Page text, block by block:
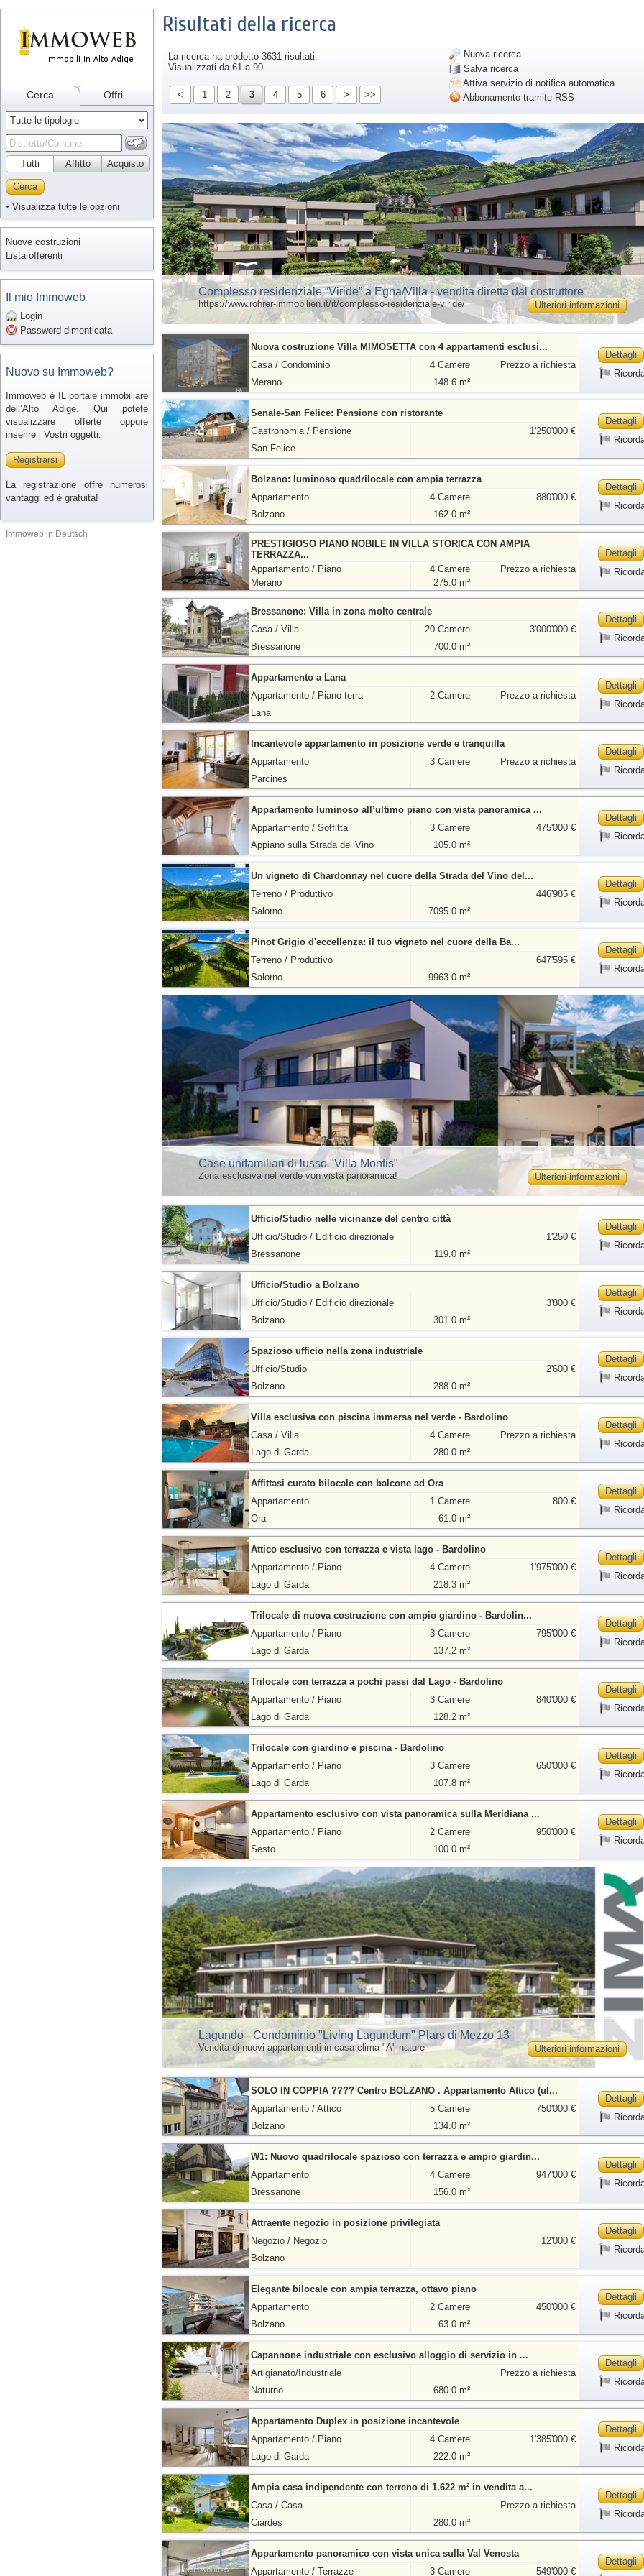
Cerca Offri
Tutti Acquisto
Affitto
Cerca
Visualizza tutte le opzioni
Nuove costruzioni
Lista offerenti
Il mio Immoweb
Login
Password dimenticata
Nuovo su Immoweb?
Immoweb è IL portale immobiliare
dell’Alto Adige. Qui potete
visualizzare offerte oppure
inserire i Vostri oggetti.
Registrarsi
La registrazione offre numerosi
vantaggi ed è gratuita!
Immoweb in Deutsch
Risultati della ricerca
Nuova ricerca
Salva ricerca
Attiva servizio di notifica automatica
Abbonamento tramite RSS
La ricerca ha prodotto 3631 risultati.
Visualizzati da 61 a 90.
< 1 2 3 4 5 6 > >>
Complesso residenziale “Viride” a Egna/Villa - vendita diretta dal costruttore
https://www.rohrer-immobilien.it/it/complesso-residenziale-viride/ Ulteriori informazioni
Nuova costruzione Villa MIMOSETTA con 4 appartamenti esclusi...
Casa / Condominio
4 Camere
Prezzo a richiesta
Merano
148.6 m²
Dettagli
Senale-San Felice: Pensione con ristorante
Gastronomia / Pensione
1'250'000 €
San Felice
Dettagli
Bolzano: luminoso quadrilocale con ampia terrazza
Appartamento
4 Camere
880'000 €
Bolzano
162.0 m²
Dettagli
PRESTIGIOSO PIANO NOBILE IN VILLA STORICA CON AMPIA
TERRAZZA...
Appartamento / Piano
4 Camere
Prezzo a richiesta
Merano
275.0 m²
Dettagli
Bressanone: Villa in zona molto centrale
Casa / Villa
20 Camere
3'000'000 €
Bressanone
700.0 m²
Dettagli
Appartamento a Lana
Appartamento / Piano terra
2 Camere
Prezzo a richiesta
Lana
Dettagli
Incantevole appartamento in posizione verde e tranquilla
Appartamento
3 Camere
Prezzo a richiesta
Parcines
Dettagli
Appartamento luminoso all’ultimo piano con vista panoramica ...
Appartamento / Soffitta
3 Camere
475'000 €
Appiano sulla Strada del Vino
105.0 m²
Dettagli
Un vigneto di Chardonnay nel cuore della Strada del Vino del...
Terreno / Produttivo
446'985 €
Salorno
7095.0 m²
Dettagli
Pinot Grigio d'eccellenza: il tuo vigneto nel cuore della Ba...
Terreno / Produttivo
647'595 €
Salorno
9963.0 m²
Dettagli
Case unifamiliari di lusso "Villa Montis"
Zona esclusiva nel verde von vista panoramica! Ulteriori informazioni
Ufficio/Studio nelle vicinanze del centro città
Ufficio/Studio / Edificio direzionale
1'250 €
Bressanone
119.0 m²
Dettagli
Ufficio/Studio a Bolzano
Ufficio/Studio / Edificio direzionale
3'800 €
Bolzano
301.0 m²
Dettagli
Spazioso ufficio nella zona industriale
Ufficio/Studio
2'600 €
Bolzano
288.0 m²
Dettagli
Villa esclusiva con piscina immersa nel verde - Bardolino
Casa / Villa
4 Camere
Prezzo a richiesta
Lago di Garda
280.0 m²
Dettagli
Affittasi curato bilocale con balcone ad Ora
Appartamento
1 Camere
800 €
Ora
61.0 m²
Dettagli
Attico esclusivo con terrazza e vista lago - Bardolino
Appartamento / Piano
4 Camere
1'975'000 €
Lago di Garda
218.3 m²
Dettagli
Trilocale di nuova costruzione con ampio giardino - Bardolin...
Appartamento / Piano
3 Camere
795'000 €
Lago di Garda
137.2 m²
Dettagli
Trilocale con terrazza a pochi passi dal Lago - Bardolino
Appartamento / Piano
3 Camere
840'000 €
Lago di Garda
128.2 m²
Dettagli
Trilocale con giardino e piscina - Bardolino
Appartamento / Piano
3 Camere
650'000 €
Lago di Garda
107.8 m²
Dettagli
Appartamento esclusivo con vista panoramica sulla Meridiana ...
Appartamento / Piano
2 Camere
950'000 €
Sesto
100.0 m²
Dettagli
Lagundo - Condominio "Living Lagundum" Plars di Mezzo 13
Vendita di nuovi appartamenti in casa clima "A" nature Ulteriori informazioni
SOLO IN COPPIA ???? Centro BOLZANO . Appartamento Attico (ul...
Appartamento / Attico
5 Camere
750'000 €
Bolzano
134.0 m²
Dettagli
W1: Nuovo quadrilocale spazioso con terrazza e ampio giardin...
Appartamento
4 Camere
947'000 €
Bressanone
156.0 m²
Dettagli
Attraente negozio in posizione privilegiata
Negozio / Negozio
12'000 €
Bolzano
Dettagli
Elegante bilocale con ampia terrazza, ottavo piano
Appartamento
2 Camere
450'000 €
Bolzano
63.0 m²
Dettagli
Capannone industriale con esclusivo alloggio di servizio in ...
Artigianato/Industriale
Prezzo a richiesta
Naturno
680.0 m²
Dettagli
Appartamento Duplex in posizione incantevole
Appartamento / Piano
4 Camere
1'385'000 €
Lago di Garda
222.0 m²
Dettagli
Ampia casa indipendente con terreno di 1.622 m² in vendita a...
Casa / Casa
Prezzo a richiesta
Ciardes
280.0 m²
Dettagli
Appartamento panoramico con vista unica sulla Val Venosta
Appartamento / Terrazze
3 Camere 549'000 €
Dettagli